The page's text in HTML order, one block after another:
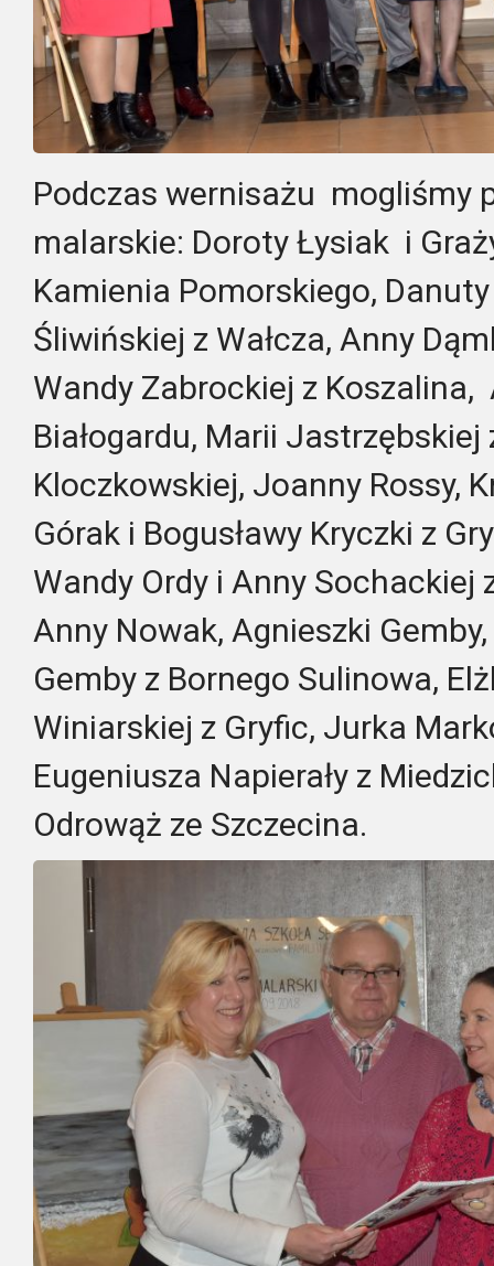
Podczas wernisażu mogliśmy
malarskie: Doroty Łysiak i
Kamienia Pomorskiego,
Śliwińskiej z Wałcza, Anny
Wandy Zabrockiej z Koszalina,
Białogardu, Marii Jastrzębskiej
Kloczkowskiej, Joanny Rossy,
Górak i Bogusławy Kryczki z
Wandy Ordy i Anny Sochackiej
Anny Nowak, Agnieszki
Gemby z Bornego Sulinowa,
Winiarskiej z Gryfic, Jurka
Eugeniusza Napierały z
Odrowąż ze Szczecina.